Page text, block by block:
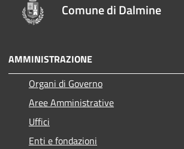
Comune di Dalmine
AMMINISTRAZIONE
Organi di Governo
Aree Amministrative
Uffici
Enti e fondazioni